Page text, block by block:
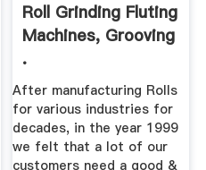
Roll Grinding Fluting
Machines, Grooving
.
After manufacturing Rolls
for various industries for
decades, in the year 1999
we felt that a lot of our
customers need a good &